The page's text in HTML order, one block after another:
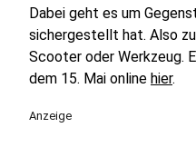
Dabei geht es um
sichergestellt hat. Also
Scooter oder Werkzeug.
dem 15. Mai online hier.
Anzeige